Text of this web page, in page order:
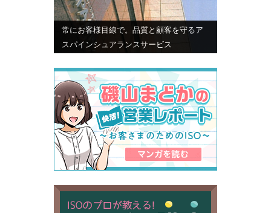
常にお客様目線で。品質と顧客を守るア
スパインシュアランスサービス